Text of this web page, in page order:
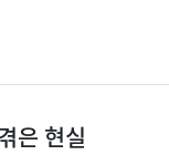
은 현실